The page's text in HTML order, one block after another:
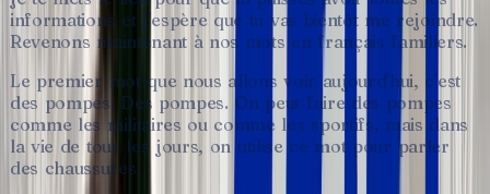
informations et j'espère que tu vas bientôt me rejoindre.
Revenons maintenant à nos mots en français familiers.
Le premier mot que nous allons voir aujourd'hui, c'est
des pompes. Des pompes. On peut faire des pompes
comme les militaires ou comme les sportifs, mais dans
la vie de tous les jours, on utilise ce mot pour parler
des chaussures.